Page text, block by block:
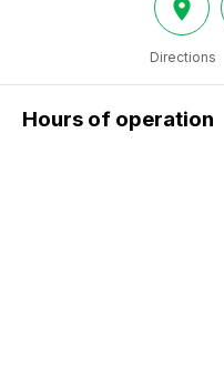
Directions
Hours of operation